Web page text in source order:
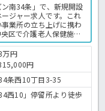
南34条」で、新規開設
ジャー求人です。これ
業所の立ち上げに携わ
区で介護老人保健施設
。土日休みで年間休日
したい方にもおすすめ
護支援専門員 正職員
万円
円
条西10丁目3-35
西10」停留所より徒歩